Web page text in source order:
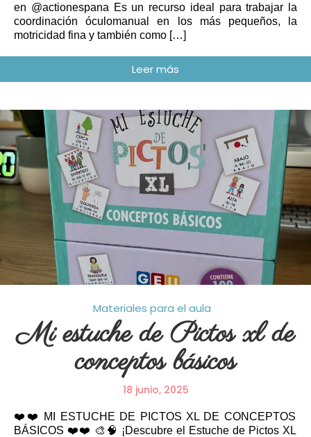
en @actionespana Es un recurso ideal para trabajar la
coordinación óculomanual en los más pequeños, la
motricidad fina y también como […]
Materiales para el aula
Mi estuche de Pictos xl de
conceptos básicos
18 junio, 2025
❤️❤️ MI ESTUCHE DE PICTOS XL DE CONCEPTOS
BÁSICOS ❤️❤️ 🎨🧠 ¡Descubre el Estuche de Pictos XL